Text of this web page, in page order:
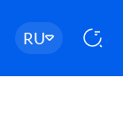
RU